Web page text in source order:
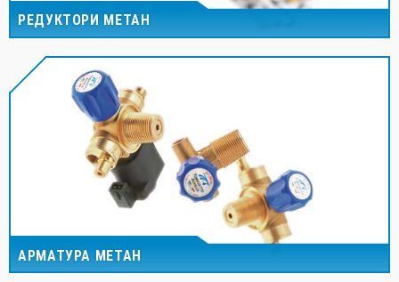
РЕДУКТОРИ МЕТАН
АРМАТУРА МЕТАН